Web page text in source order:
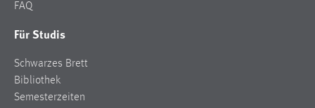
FAQ
Für Studis
Schwarzes Brett
Bibliothek
Semesterzeiten